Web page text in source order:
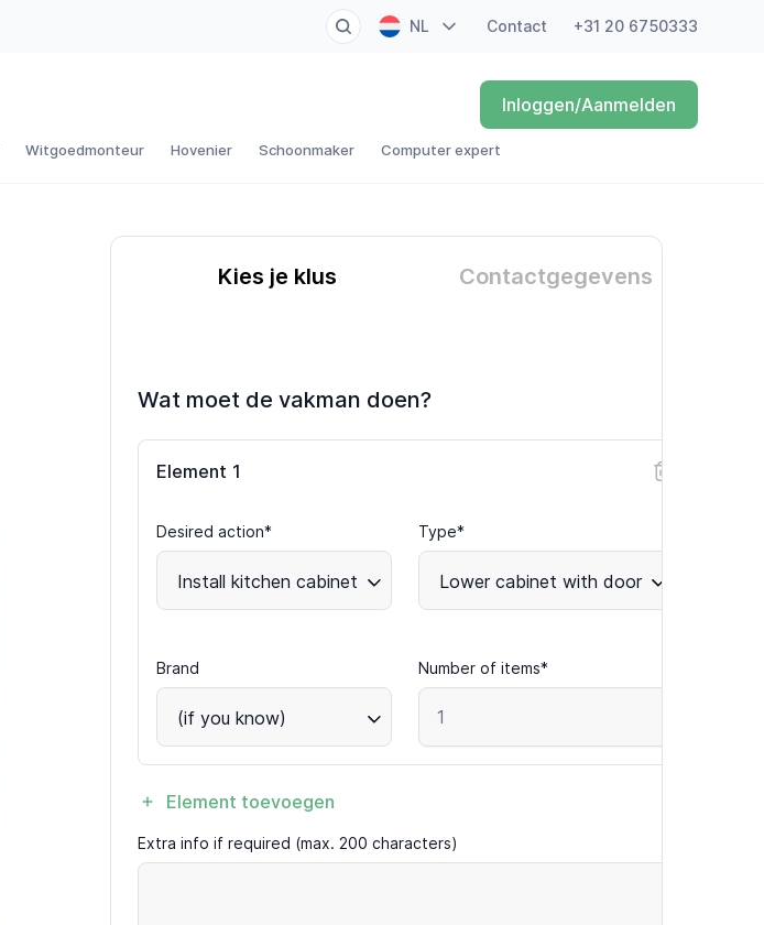
NL Contact +31 20 6750333
Witgoedmonteur Hovenier Schoonmaker Computer expert
Inloggen/Aanmelden
Kies je klus Contactgegevens
Wat moet de vakman doen?
Element 1
Desired action*
Install kitchen cabinet
Type*
Lower cabinet with door
Brand
(if you know)
Number of items*
Element toevoegen
Extra info if required (max. 200 characters)